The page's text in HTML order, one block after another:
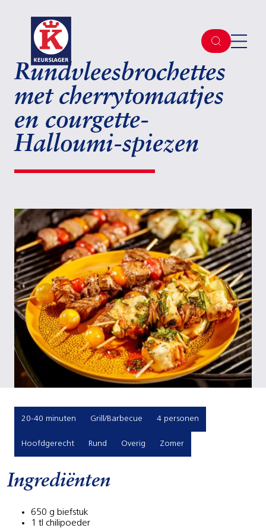
Rundvleesbrochettes
met cherrytomaatjes
en courgette-
Halloumi-spiezen
20-40 minuten Grill/Barbecue 4 personen
Hoofdgerecht Rund Overig Zomer
Ingrediënten
650 g biefstuk
1 tl chilipoeder